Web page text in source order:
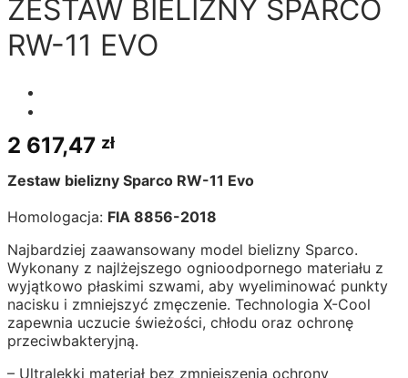
ZESTAW BIELIZNY SPARCO
RW-11 EVO
2 617,47 zł
Zestaw bielizny Sparco RW-11 Evo
Homologacja: FIA 8856-2018
Najbardziej zaawansowany model bielizny Sparco.
Wykonany z najlżejszego ognioodpornego materiału z
wyjątkowo płaskimi szwami, aby wyeliminować punkty
nacisku i zmniejszyć zmęczenie. Technologia X-Cool
zapewnia uczucie świeżości, chłodu oraz ochronę
przeciwbakteryjną.
– Ultralekki materiał bez zmniejszenia ochrony